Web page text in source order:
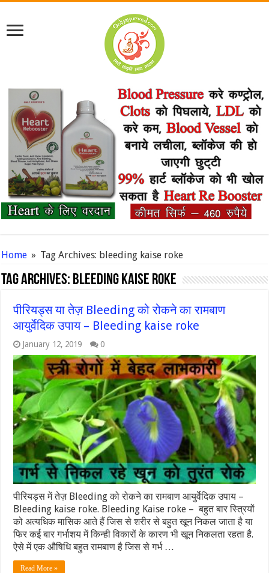
Home » Tag Archives: bleeding kaise roke
Tag Archives: bleeding kaise roke
पीरियड्स या तेज़ Bleeding को रोकने का रामबाण
आयुर्वेदिक उपाय – Bleeding kaise roke
January 12, 2019 0
पीरियड्स में तेज़ Bleeding को रोकने का रामबाण आयुर्वेदिक उपाय –
Bleeding kaise roke. Bleeding Kaise roke – बहुत बार स्त्रियों
को अत्यधिक मासिक आते हैं जिस से शरीर से बहुत खून निकल जाता है या
फिर कई बार गर्भाशय में किन्ही विकारों के कारण भी खून निकलता रहता है.
ऐसे में एक औषिधि बहुत रामबाण है जिस से गर्भ …
Read More »